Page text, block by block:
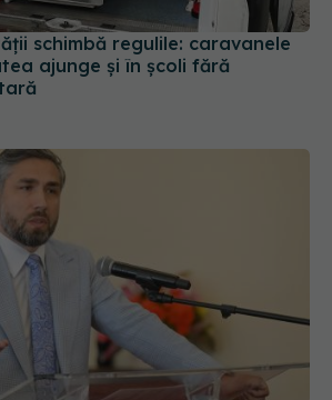
Gheorghiță intră în Board-ul
Scientific Reports, din Nature